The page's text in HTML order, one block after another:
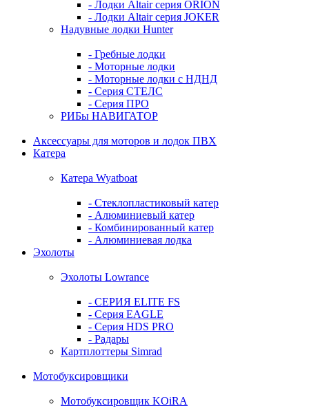
- Лодки Altair серия ORION
- Лодки Altair серия JOKER
Надувные лодки Hunter
- Гребные лодки
- Моторные лодки
- Моторные лодки с НДНД
- Серия СТЕЛС
- Серия ПРО
РИБы НАВИГАТОР
Аксессуары для моторов и лодок ПВХ
Катера
Катера Wyatboat
- Cтеклопластиковый катер
- Алюминиевый катер
- Комбинированный катер
- Алюминиевая лодка
Эхолоты
Эхолоты Lowrance
- СЕРИЯ ELITE FS
- Серия EAGLE
- Серия HDS PRO
- Радары
Картплоттеры Simrad
Мотобуксировщики
Мотобуксировщик KOiRA